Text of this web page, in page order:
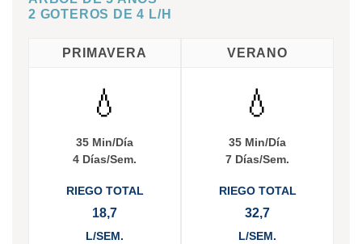
2 GOTEROS DE 4 L/H
PRIMAVERA
💧
35 Min/Día
4 Días/Sem.
RIEGO TOTAL
18,7
L/SEM.
VERANO
💧
35 Min/Día
7 Días/Sem.
RIEGO TOTAL
32,7
L/SEM.